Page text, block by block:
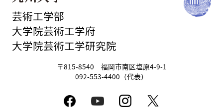
芸術工学部
大学院芸術工学府
大学院芸術工学研究院
〒815-8540 福岡市南区塩原4-9-1
092-553-4400（代表）